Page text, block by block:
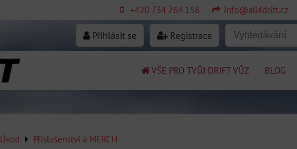
+420 734 764 158 info@all4drift.cz
Přihlásit se Registrace
VŠE PRO TVŮJ DRIFT VŮZ BLOG
Úvod Příslušenství a MERCH